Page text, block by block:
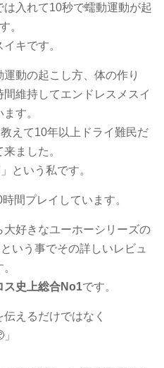
入れて10秒で蠕動運動が起
。
キです。
動の起こし方、体の作り
維持してエンドレスメスイ
す。
えて10年以上ドライ難民だ
ました。
という私です。
間プレイしています。
好きなユーホーシリーズの
いう事でその詳しいレビュ
ス史上総合No1です。
えるだけではなく